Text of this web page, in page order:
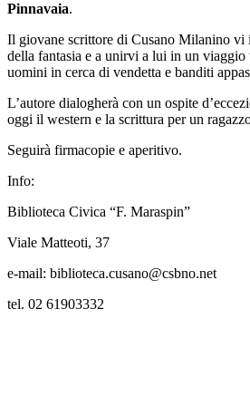
Pinnavaia.
Il giovane scrittore di Cusano Milanino vi
della fantasia e a unirvi a lui in un
uomini in cerca di vendetta e banditi
L’autore dialogherà con un ospite
oggi il western e la scrittura per un
Seguirà firmacopie e aperitivo.
Info:
Biblioteca Civica “F. Maraspin”
Viale Matteoti, 37
e-mail: biblioteca.cusano@csbno.net
tel. 02 61903332